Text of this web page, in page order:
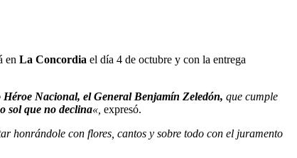
en La Concordia el día 4 de octubre y con la entrega
Héroe Nacional, el General Benjamín Zeledón, que cumple
sol que no declina«, expresó.
honrándole con flores, cantos y sobre todo con el juramento